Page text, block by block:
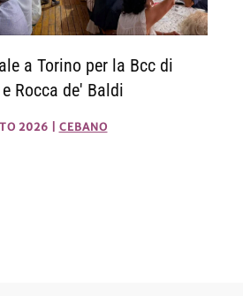
a Torino per la Bcc di
Rocca de' Baldi
2026 CEBANO